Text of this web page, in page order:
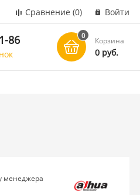
Сравнение (0) Войти
86 0
Корзина
0 руб.
менеджера